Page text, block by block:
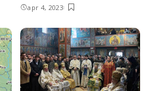
apr 4, 2023